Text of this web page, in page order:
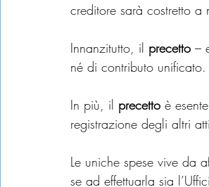
creditore sarà costretto
Innanzitutto, il precetto –
né di contributo unificato.
In più, il precetto è
registrazione degli altri
Le uniche spese vive da
se ad effettuarla sia